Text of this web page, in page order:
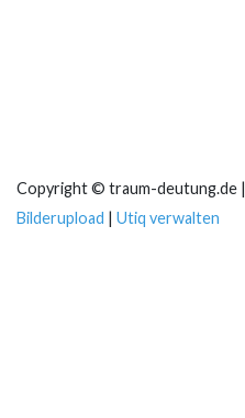
Copyright © traum-deutung.de |
Bilderupload | Utiq verwalten